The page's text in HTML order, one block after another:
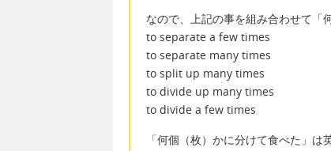
なので、上記の事を組み合わせて「
to separate a few times
to separate many times
to split up many times
to divide up many times
to divide a few times
「何個（枚）かに分けて食べた」は